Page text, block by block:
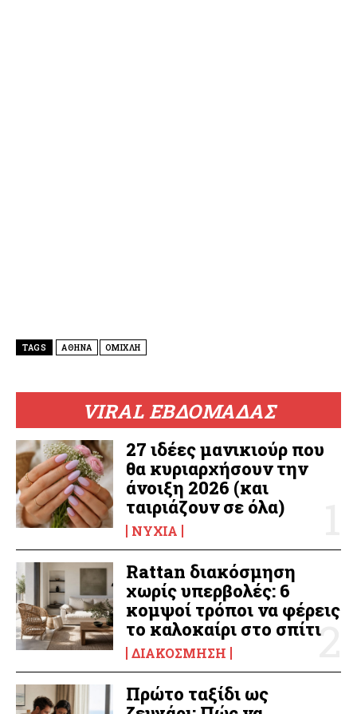
VIRAL ΕΒΔΟΜΑΔΑΣ
27 ιδέες μανικιούρ που
θα κυριαρχήσουν την
άνοιξη 2026 (και
ταιριάζουν σε όλα)
ΝΎΧΙΑ
Rattan διακόσμηση
χωρίς υπερβολές: 6
κομψοί τρόποι να φέρεις
το καλοκαίρι στο σπίτι
ΔΙΑΚΌΣΜΗΣΗ
Πρώτο ταξίδι ως
TAGS ΑΘΉΝΑ ΟΜΊΧΛΗ